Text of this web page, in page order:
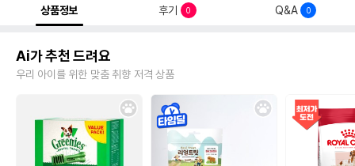
상품정보 후기 0 Q&A 0
Ai가 추천 드려요
우리 아이를 위한 맞춤 취향 저격 상품